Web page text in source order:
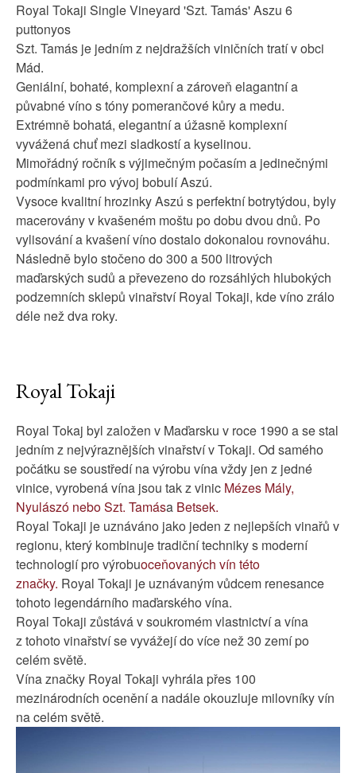
Royal Tokaji Single Vineyard 'Szt. Tamás' Aszu 6
puttonyos
Szt. Tamás je jedním z nejdražších viničních tratí v obci
Mád.
Geniální, bohaté, komplexní a zároveň elagantní a
půvabné víno s tóny pomerančové kůry a medu.
Extrémně bohatá, elegantní a úžasně komplexní
vyvážená chuť mezi sladkostí a kyselinou.
Mimořádný ročník s výjimečným počasím a jedinečnými
podmínkami pro vývoj bobulí Aszú.
Vysoce kvalitní hrozinky Aszú s perfektní botrytýdou, byly
macerovány v kvašeném moštu po dobu dvou dnů. Po
vylisování a kvašení víno dostalo dokonalou rovnováhu.
Následně bylo stočeno do 300 a 500 litrových
maďarských sudů a převezeno do rozsáhlých hlubokých
podzemních sklepů vinařství Royal Tokaji, kde víno zrálo
déle než dva roky.
Royal Tokaji
Royal Tokaj byl založen v Maďarsku v roce 1990 a se stal
jedním z nejvýraznějších vinařství v Tokaji. Od samého
počátku se soustředí na výrobu vína vždy jen z jedné
vinice, vyrobená vína jsou tak z vinic Mézes Mály,
Nyulászó nebo Szt. Tamása Betsek.
Royal Tokaji je uznáváno jako jeden z nejlepších vinařů v
regionu, který kombinuje tradiční techniky s moderní
technologií pro výrobuoceňovaných vín této
značky. Royal Tokaji je uznávaným vůdcem renesance
tohoto legendárního maďarského vína.
Royal Tokaji zůstává v soukromém vlastnictví a vína
z tohoto vinařství se vyvážejí do více než 30 zemí po
celém světě.
Vína značky Royal Tokaji vyhrála přes 100
mezinárodních ocenění a nadále okouzluje milovníky vín
na celém světě.